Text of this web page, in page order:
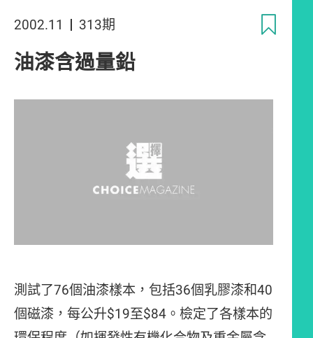
2002.11 313期
油漆含過量鉛
測試了76個油漆樣本，包括36個乳膠漆和40
個磁漆，每公升$19至$84。檢定了各樣本的